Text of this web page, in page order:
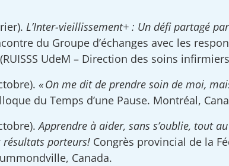
L’Inter-vieillissement+ : Un défi partagé
du Groupe d’échanges avec les
UdeM – Direction des soins
« On me dit de prendre soin de moi,
du Temps d’une Pause. Montréal,
Apprendre à aider, sans s’oublie, tout
porteurs! Congrès provincial de la
Canada.